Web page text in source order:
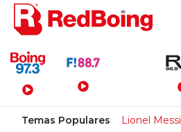
Menú Principal
Temas Populares Lionel Messi